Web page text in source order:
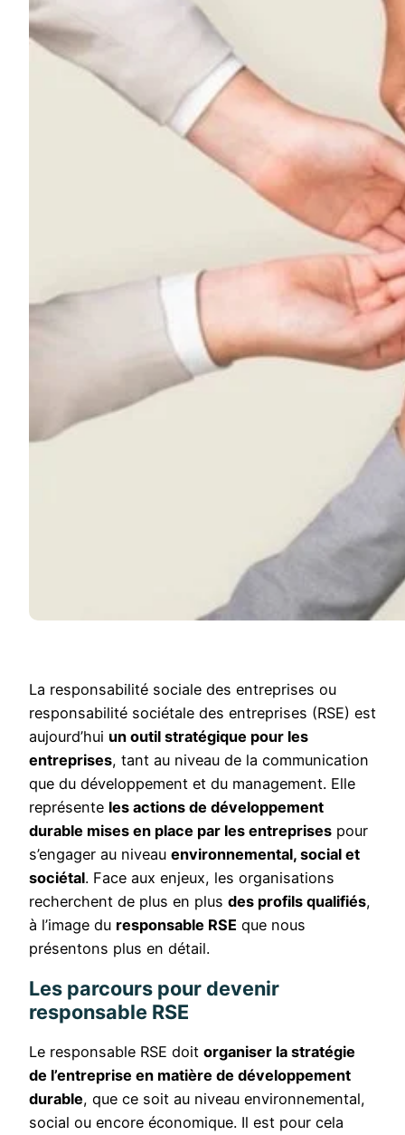
La responsabilité sociale des entreprises ou
responsabilité sociétale des entreprises (RSE) est
aujourd’hui un outil stratégique pour les
entreprises, tant au niveau de la communication
que du développement et du management. Elle
représente les actions de développement
durable mises en place par les entreprises pour
s’engager au niveau environnemental, social et
sociétal. Face aux enjeux, les organisations
recherchent de plus en plus des profils qualifiés,
à l’image du responsable RSE que nous
présentons plus en détail.
Les parcours pour devenir
responsable RSE
Le responsable RSE doit organiser la stratégie
de l’entreprise en matière de développement
durable, que ce soit au niveau environnemental,
social ou encore économique. Il est pour cela